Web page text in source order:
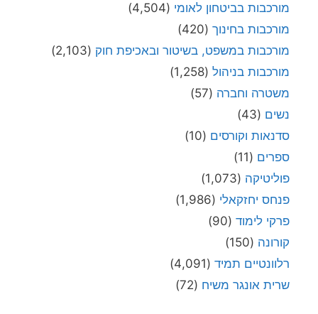
מורכבות בביטחון לאומי (4,504)
מורכבות בחינוך (420)
מורכבות במשפט, בשיטור ובאכיפת חוק (2,103)
מורכבות בניהול (1,258)
משטרה וחברה (57)
נשים (43)
סדנאות וקורסים (10)
ספרים (11)
פוליטיקה (1,073)
פנחס יחזקאלי (1,986)
פרקי לימוד (90)
קורונה (150)
רלוונטיים תמיד (4,091)
שרית אונגר משיח (72)